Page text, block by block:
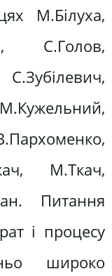
М.Білуха,
С.Голов,
М.Ткач,
Питання
і процесу
широко